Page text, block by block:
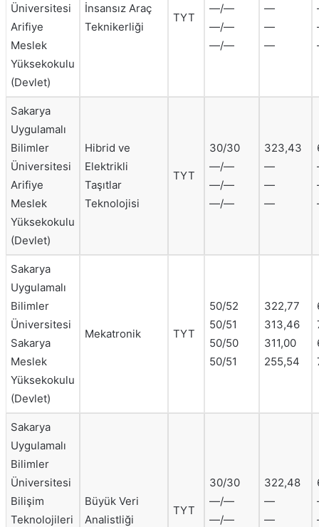
Üniversitesi
Arifiye
Meslek
Yüksekokulu
(Devlet)
İnsansız Araç
Teknikerliği
TYT
—/—
—/—
—/—
—
—
—
Sakarya
Uygulamalı
Bilimler
Üniversitesi
Arifiye
Meslek
Yüksekokulu
(Devlet)
Hibrid ve
Elektrikli
Taşıtlar
Teknolojisi
TYT
30/30
—/—
—/—
—/—
323,43
—
—
—
Sakarya
Uygulamalı
Bilimler
Üniversitesi
Sakarya
Meslek
Yüksekokulu
(Devlet)
Mekatronik TYT
50/52
50/51
50/50
50/51
322,77
313,46
311,00
255,54
Sakarya
Uygulamalı
Bilimler
Üniversitesi
Bilişim
Teknolojileri
Büyük Veri
Analistliği
TYT
30/30
—/—
—/—
322,48
—
—